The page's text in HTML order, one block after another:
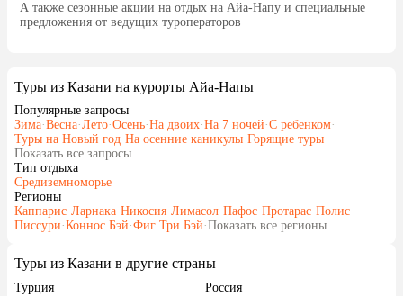
А также сезонные акции на отдых на Айа-Напу и специальные
предложения от ведущих туроператоров
Туры из Казани на курорты Айа-Напы
Популярные запросы
Зима·Весна·Лето·Осень·На двоих·На 7 ночей·С ребенком·
Туры на Новый год·На осенние каникулы·Горящие туры·
Показать все запросы
Тип отдыха
Средиземноморье
Регионы
Каппарис·Ларнака·Никосия·Лимасол·Пафос·Протарас·Полис·
Писсури·Коннос Бэй·Фиг Три Бэй·Показать все регионы
Туры из Казани в другие страны
Турция
Россия